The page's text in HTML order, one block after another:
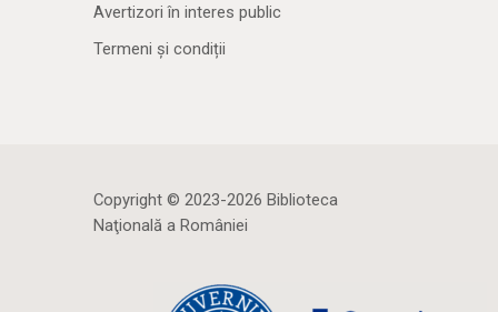
Avertizori în interes public
Termeni și condiții
Copyright © 2023-2026 Biblioteca
Naţională a României